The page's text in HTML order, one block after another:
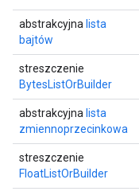
abstrakcyjna lista
bajtów
streszczenie
BytesListOrBuilder
abstrakcyjna lista
zmiennoprzecinkowa
streszczenie
FloatListOrBuilder